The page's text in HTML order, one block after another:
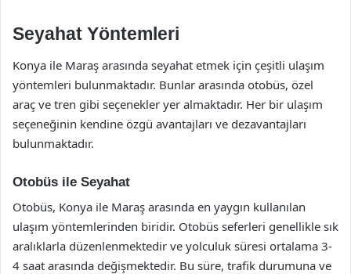
Seyahat Yöntemleri
Konya ile Maraş arasında seyahat etmek için çeşitli ulaşım
yöntemleri bulunmaktadır. Bunlar arasında otobüs, özel
araç ve tren gibi seçenekler yer almaktadır. Her bir ulaşım
seçeneğinin kendine özgü avantajları ve dezavantajları
bulunmaktadır.
Otobüs ile Seyahat
Otobüs, Konya ile Maraş arasında en yaygın kullanılan
ulaşım yöntemlerinden biridir. Otobüs seferleri genellikle sık
aralıklarla düzenlenmektedir ve yolculuk süresi ortalama 3-
4 saat arasında değişmektedir. Bu süre, trafik durumuna ve